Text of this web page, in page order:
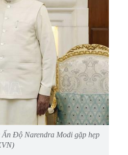
Độ Narendra Modi gặp hẹp